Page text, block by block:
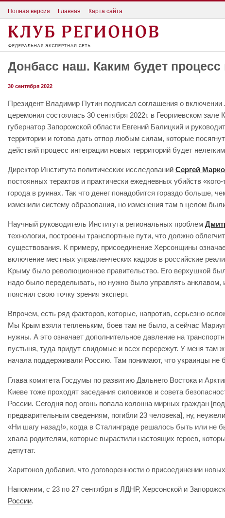
Полная версия Главная Карта сайта
Донбасс наш. Каким будет
30 сентября 2022
Президент Владимир Путин подписал соглашения о
церемония состоялась 30 сентября 2022г. в Георгиевском
губернатор Запорожской области Евгений Балицкий и
территории и готова дать отпор любым силам, которые
действий процесс интеграции новых территорий будет
Директор Института политических исследований Сергей
постоянных терактов и практически ежедневных убийств
города в руинах. Так что денег понадобится гораздо
изменили систему образования, но изменения там в целом
Научный руководитель Института региональных проблем
технологии, построены транспортные пути, что должно
существования. К примеру, присоединение Херсонщины
включение местных управленческих кадров в российские
Крыму было революционное правительство. Его верхушкой
надо было переделывать, но нужно было управлять анклавом,
пояснил свою точку зрения эксперт.
Впрочем, есть ряд факторов, которые, напротив, серьезно
Мы Крым взяли тепленьким, боев там не было, а сейчас
нужны. А это означает дополнительное давление на
пустыня, туда придут свидомые и всех перережут. У меня там
начала поддерживали Россию. Там понимают, что украинцы не
Глава комитета Госдумы по развитию Дальнего Востока и
Киеве тоже проходят заседания силовиков и совета
России. Сегодня под огонь попала колонна мирных граждан
предварительным сведениям, погибли 23 человека], ну,
«Ни шагу назад!», когда в Сталинграде решалось быть или
хвала родителям, которые вырастили настоящих героев,
депутат.
Харитонов добавил, что договоренности о присоединении
Напомним, с 23 по 27 сентября в ЛДНР, Херсонской и
России.